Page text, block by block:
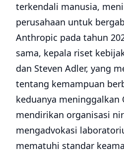
terkendali manusia,
perusahaan untuk
Anthropic pada tahun
sama, kepala riset
dan Steven Adler, yang
tentang kemampuan
keduanya meninggalkan
mendirikan organisasi
mengadvokasi
mematuhi standar